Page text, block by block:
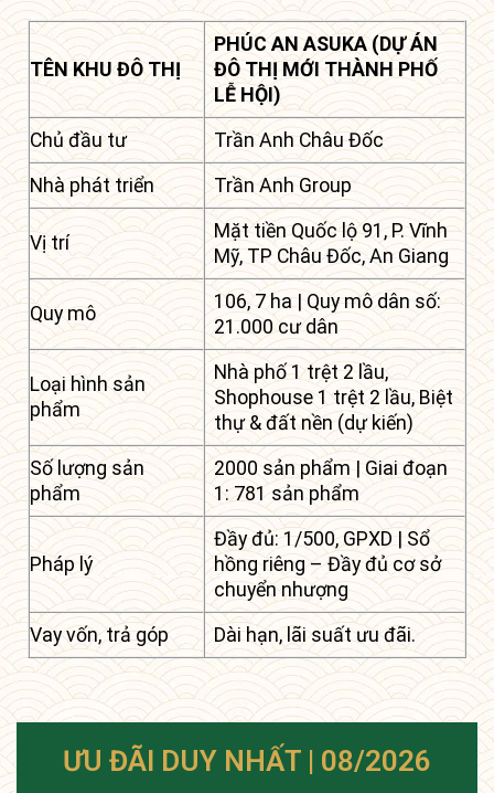
TÊN KHU ĐÔ THỊ
PHÚC AN ASUKA (DỰ ÁN
ĐÔ THỊ MỚI THÀNH PHỐ
LỄ HỘI)
Chủ đầu tư
Trần Anh Châu Đốc
Nhà phát triển
Trần Anh Group
Vị trí
Mặt tiền Quốc lộ 91, P. Vĩnh
Mỹ, TP Châu Đốc, An Giang
Quy mô
106, 7 ha | Quy mô dân số:
21.000 cư dân
Loại hình sản
phẩm
Nhà phố 1 trệt 2 lầu,
Shophouse 1 trệt 2 lầu, Biệt
thự & đất nền (dự kiến)
Số lượng sản
phẩm
2000 sản phẩm | Giai đoạn
1: 781 sản phẩm
Pháp lý
Đầy đủ: 1/500, GPXD | Sổ
hồng riêng – Đầy đủ cơ sở
chuyển nhượng
Vay vốn, trả góp
Dài hạn, lãi suất ưu đãi.
ƯU ĐÃI DUY NHẤT | 08/2026